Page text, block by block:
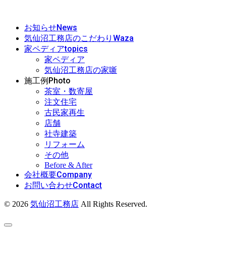
お知らせNews
気仙沼工務店のこだわり Waza
家ペディアtopics
家ペディア
気仙沼工務店の家噺
施工例 Photo
茶室・数寄屋
注文住宅
古民家再生
店舗
社寺建築
リフォーム
その他
Before & After
会社概要Company
お問い合わせContact
© 2026 気仙沼工務店 All Rights Reserved.